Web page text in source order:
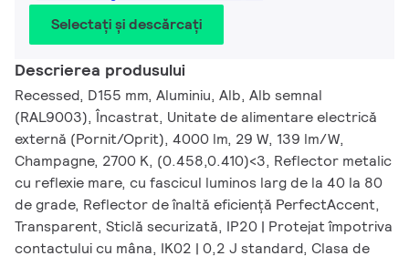
Selectați și descărcați
Descrierea produsului
Recessed, D155 mm, Aluminiu, Alb, Alb semnal
(RAL9003), Încastrat, Unitate de alimentare electrică
externă (Pornit/Oprit), 4000 lm, 29 W, 139 lm/W,
Champagne, 2700 K, (0.458,0.410)<3, Reflector metalic
cu reflexie mare, cu fascicul luminos larg de la 40 la 80
de grade, Reflector de înaltă eficiență PerfectAccent,
Transparent, Sticlă securizată, IP20 | Protejat împotriva
contactului cu mâna, IK02 | 0,2 J standard, Clasa de